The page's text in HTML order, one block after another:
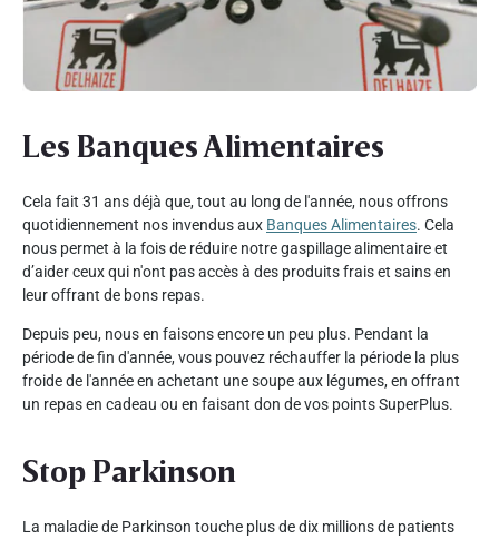
Les Banques Alimentaires
Cela fait 31 ans déjà que, tout au long de l'année, nous offrons
quotidiennement nos invendus aux Banques Alimentaires. Cela
nous permet à la fois de réduire notre gaspillage alimentaire et
d’aider ceux qui n'ont pas accès à des produits frais et sains en
leur offrant de bons repas.
Depuis peu, nous en faisons encore un peu plus. Pendant la
période de fin d'année, vous pouvez réchauffer la période la plus
froide de l'année en achetant une soupe aux légumes, en offrant
un repas en cadeau ou en faisant don de vos points SuperPlus.
Stop Parkinson
La maladie de Parkinson touche plus de dix millions de patients